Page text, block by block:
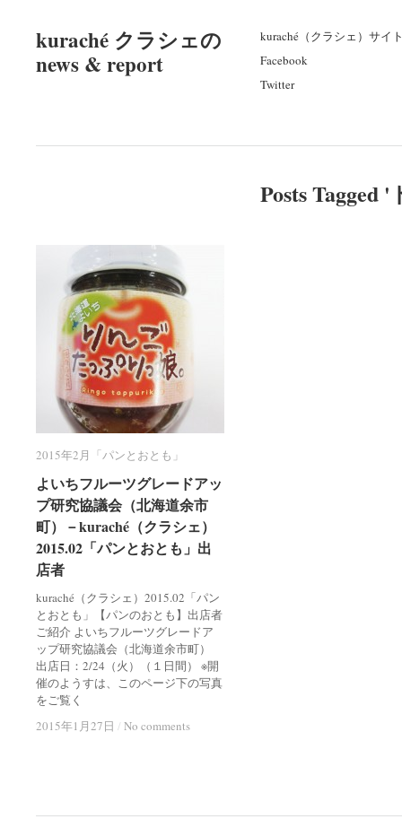
kuraché クラシェの
news & report
kuraché（クラシェ）サイ
Facebook
Twitter
Posts Tagged '
2015年2月「パンとおとも」
よいちフルーツグレードアッ
プ研究協議会（北海道余市
町）－kuraché（クラシェ）
2015.02「パンとおとも」出
店者
kuraché（クラシェ）2015.02「パン
とおとも」【パンのおとも】出店者
ご紹介 よいちフルーツグレードア
ップ研究協議会（北海道余市町）
出店日：2/24（火）（１日間） ※開
催のようすは、このページ下の写真
をご覧く
2015年1月27日 / No comments
2015年2月「パンとおとも」
よいちフルーツグレードアッ
プ研究協議会（北海道余市
町）－kuraché（クラシェ）
2015.02「パンとおとも」出
店者
2015年1月27日 / No comments